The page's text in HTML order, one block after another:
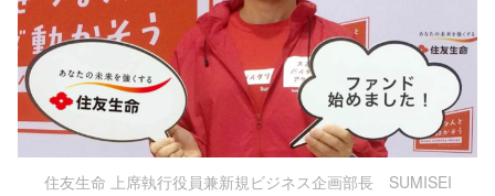
住友生命 上席執行役員兼新規ビジネス企画部長 SUMISEI